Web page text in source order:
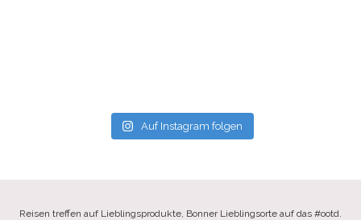
Auf Instagram folgen
Reisen treffen auf Lieblingsprodukte, Bonner Lieblingsorte auf das #ootd.